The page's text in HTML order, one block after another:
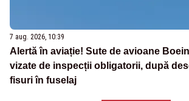
7 aug. 2026, 10:39
Alertă în aviație! Sute de avioane
vizate de inspecții obligatorii, după
fisuri în fuselaj